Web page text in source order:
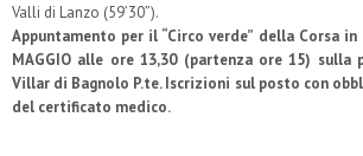
Valli di Lanzo (59’30”).
Appuntamento per il “Circo verde” della Corsa in
MAGGIO alle ore 13,30 (partenza ore 15) sulla
Villar di Bagnolo P.te. Iscrizioni sul posto con
del certificato medico.